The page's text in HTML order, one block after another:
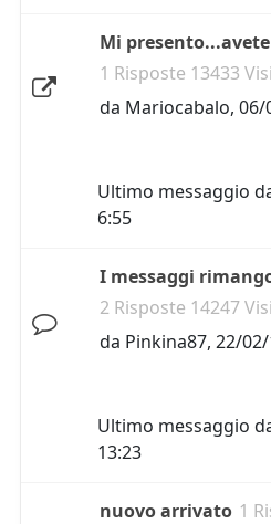
Mi
1 Risposte 13433
da Mariocabalo, 06/
Ultimo messaggio
6:55
I messaggi
2 Risposte 14247
da Pinkina87, 22/
Ultimo messaggio
13:23
nuovo arrivato 1